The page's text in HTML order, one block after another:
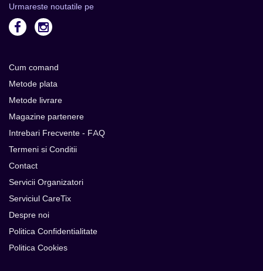
Urmareste noutatile pe
Cum comand
Metode plata
Metode livrare
Magazine partenere
Intrebari Frecvente - FAQ
Termeni si Conditii
Contact
Servicii Organizatori
Serviciul CareTix
Despre noi
Politica Confidentialitate
Politica Cookies